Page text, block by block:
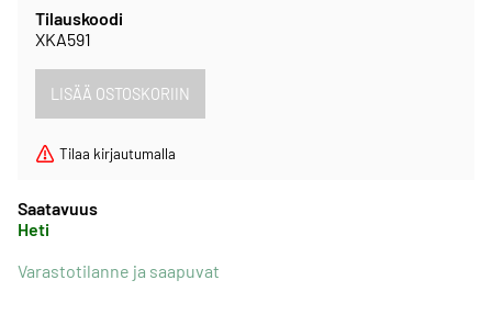
Tilauskoodi
XKA591
Tilaa kirjautumalla
Saatavuus
Heti
Varastotilanne ja saapuvat